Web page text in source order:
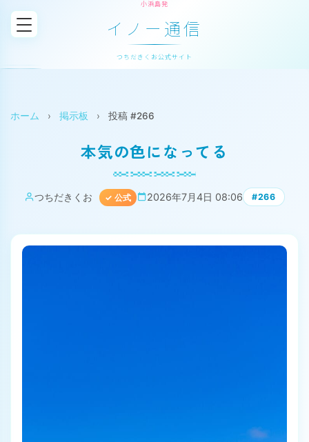
小浜島発
イノー通信
つちだきくお公式サイト
ホーム › 掲示板 › 投稿 #266
本気の色になってる
つちだきくお ✓ 公式 2026年7月4日 08:06 #266